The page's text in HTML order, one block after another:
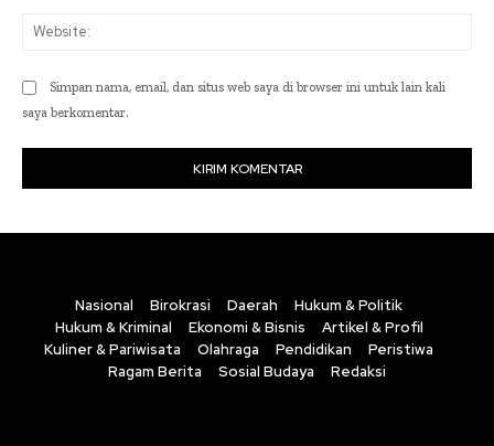
Simpan nama, email, dan situs web saya di browser ini untuk lain kali
saya berkomentar.
Nasional Birokrasi Daerah
Hukum & Politik
Hukum & Kriminal
Ekonomi & Bisnis
Artikel & Profil
Kuliner & Pariwisata
Olahraga Pendidikan
Peristiwa
Ragam Berita
Sosial Budaya Redaksi